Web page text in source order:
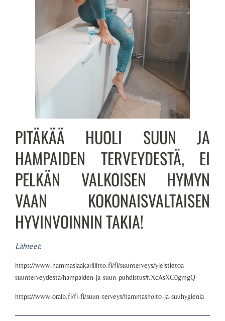
PITÄKÄÄ HUOLI SUUN JA
HAMPAIDEN TERVEYDESTÄ, EI
PELKÄN VALKOISEN HYMYN
VAAN KOKONAISVALTAISEN
HYVINVOINNIN TAKIA!
Lähteet:
https://www.hammaslaakariliitto.fi/fi/suunterveys/yleistietoa-
suunterveydesta/hampaiden-ja-suun-puhdistus#.XcAsXC0gmgQ
https://www.oralb.fi/fi-fi/suun-terveys/hammashoito-ja-suuhygienia